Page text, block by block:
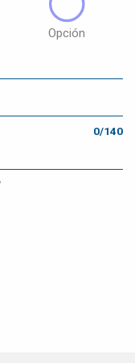
Opción
0/140